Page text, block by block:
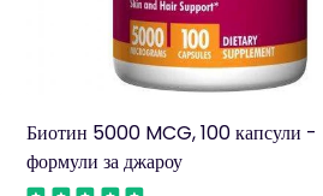
Биотин 5000 MCG, 100 капсули -
формули за джароу